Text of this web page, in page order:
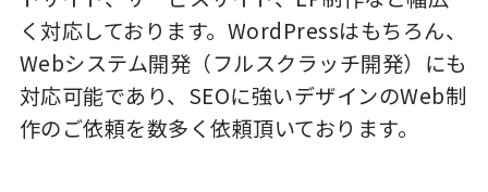
く対応しております。WordPressはもちろん、
Webシステム開発（フルスクラッチ開発）にも
対応可能であり、SEOに強いデザインのWeb制
作のご依頼を数多く依頼頂いております。